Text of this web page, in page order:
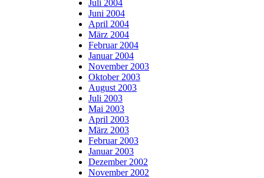
Juli 2004
Juni 2004
April 2004
März 2004
Februar 2004
Januar 2004
November 2003
Oktober 2003
August 2003
Juli 2003
Mai 2003
April 2003
März 2003
Februar 2003
Januar 2003
Dezember 2002
November 2002